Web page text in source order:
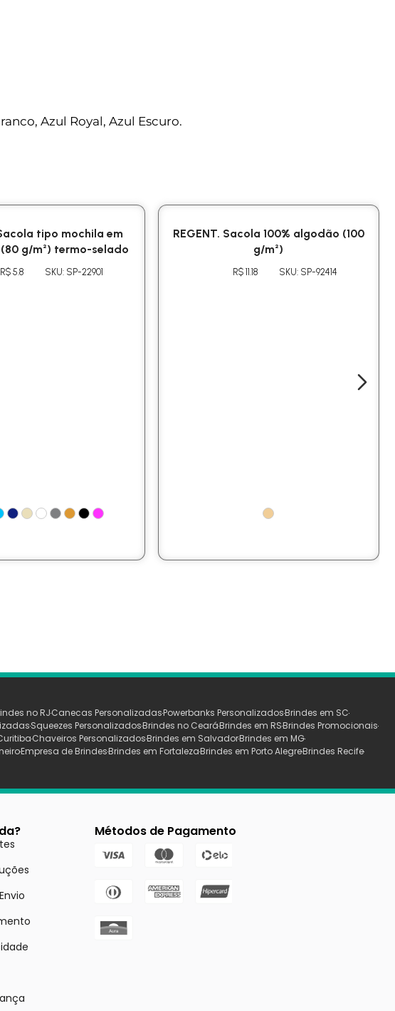
Azul Royal, Azul Escuro.
tipo mochila em
g/m²) termo-selado
R$ 5.8 SKU: SP-22901
REGENT. Sacola 100% algodão (100
g/m²)
R$ 11.18 SKU: SP-92414
no RJCanecas PersonalizadasPowerbanks PersonalizadosBrindes em SC
Squeezes PersonalizadosBrindes no CearáBrindes em RSBrindes Promocionais
Chaveiros PersonalizadosBrindes em SalvadorBrindes em MG
Empresa de BrindesBrindes em FortalezaBrindes em Porto AlegreBrindes Recife
Métodos de Pagamento